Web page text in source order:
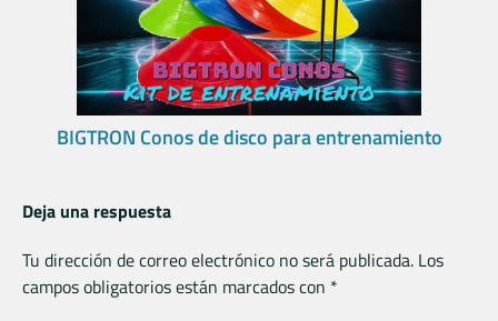
BIGTRON Conos de disco para entrenamiento
Deja una respuesta
Tu dirección de correo electrónico no será publicada. Los
campos obligatorios están marcados con *